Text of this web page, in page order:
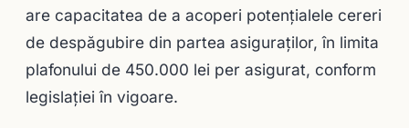
are capacitatea de a acoperi potențialele cereri
de despăgubire din partea asiguraților, în limita
plafonului de 450.000 lei per asigurat, conform
legislației în vigoare.